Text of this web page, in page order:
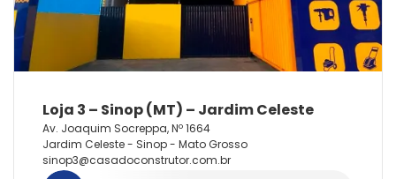
Av. Joaquim Socreppa, Nº 1664
Jardim Celeste - Sinop - Mato Grosso
sinop3@casadoconstrutor.com.br